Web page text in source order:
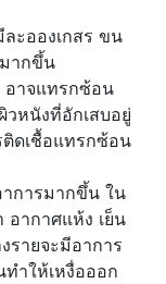
อองเกสร ขน
ากขึ้น
าจแทรกซ้อน
วหนังที่อักเสบอยู่
ดเชื้อแทรกซ้อน
ารมากขึ้น ใน
อากาศแห้ง เย็น
รายจะมีอาการ
ำให้เหงื่อออก